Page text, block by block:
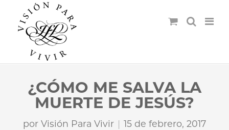
¿CÓMO ME SALVA LA
MUERTE DE JESÚS?
por Visión Para Vivir 15 de febrero, 2017